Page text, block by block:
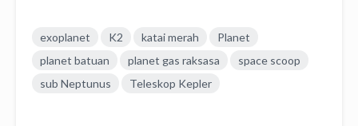
exoplanet K2 katai merah
Planet
planet batuan
planet gas raksasa
space scoop
sub Neptunus
Teleskop Kepler